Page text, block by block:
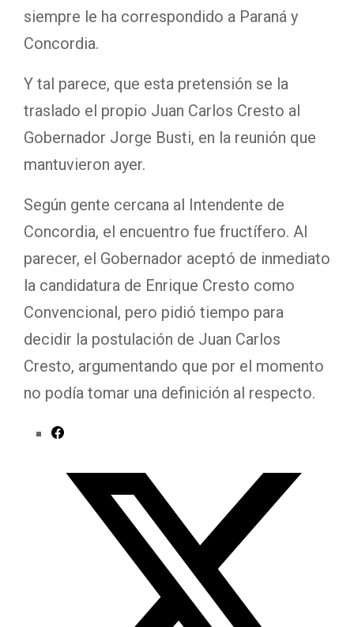
siempre le ha correspondido a Paraná y
Concordia.
Y tal parece, que esta pretensión se la
traslado el propio Juan Carlos Cresto al
Gobernador Jorge Busti, en la reunión que
mantuvieron ayer.
Según gente cercana al Intendente de
Concordia, el encuentro fue fructífero. Al
parecer, el Gobernador aceptó de inmediato
la candidatura de Enrique Cresto como
Convencional, pero pidió tiempo para
decidir la postulación de Juan Carlos
Cresto, argumentando que por el momento
no podía tomar una definición al respecto.